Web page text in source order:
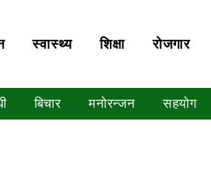
स्वास्थ्य शिक्षा रोजगार
बिचार मनोरन्जन सहयोग